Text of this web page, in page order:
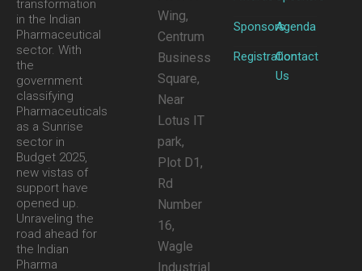
transformation
in the Indian
Pharmaceutical
sector. With
the
government
classifying
Pharmaceuticals
as a Sunrise
sector in
Budget 2025,
new vistas of
support have
opened up.
Unraveling the
road ahead for
the Indian
Pharma
Wing,
Centrum
Business
Square,
Near
Lotus IT
park,
Plot D1,
Rd
Number
16,
Wagle
Industrial
SponsorsAgenda
RegistrationContact
Us